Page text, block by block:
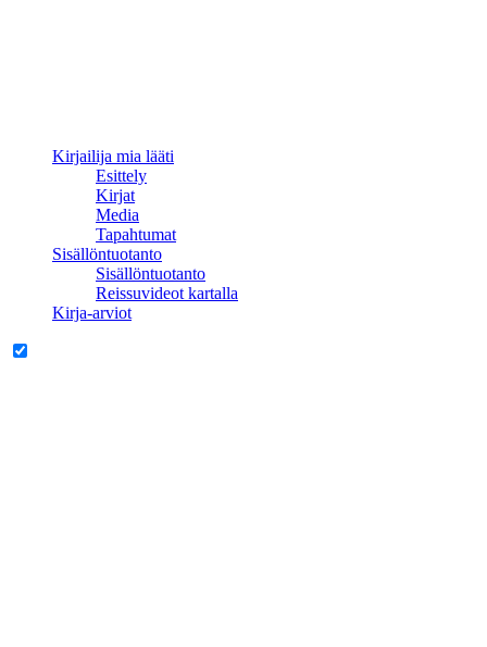
Kirjailija mia lääti
Esittely
Kirjat
Media
Tapahtumat
Sisällöntuotanto
Sisällöntuotanto
Reissuvideot kartalla
Kirja-arviot